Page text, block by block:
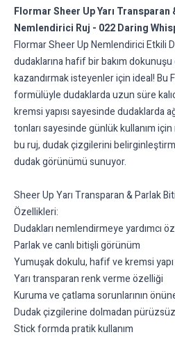
Flormar Sheer Up Yarı
Nemlendirici Ruj - 022 Daring
Flormar Sheer Up Nemlendirici Etkili
dudaklarına hafif bir bakım
kazandırmak isteyenler için ideal! Bu
formülüyle dudaklarda uzun süre
kremsi yapısı sayesinde dudaklarda
tonları sayesinde günlük kullanım
bu ruj, dudak çizgilerini
dudak görünümü sunuyor.
Sheer Up Yarı Transparan & Parlak
Özellikleri:
Dudakları nemlendirmeye yardımcı
Parlak ve canlı bitişli görünüm
Yumuşak dokulu, hafif ve kremsi yapı
Yarı transparan renk verme özelliği
Kuruma ve çatlama sorunlarının
Dudak çizgilerine dolmadan
Stick formda pratik kullanım